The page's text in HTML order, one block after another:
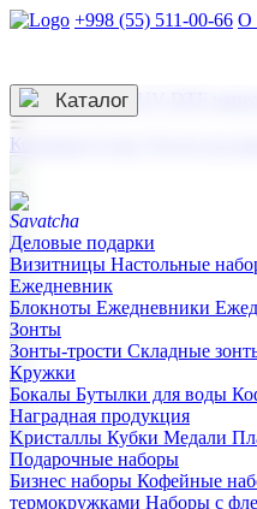
+998 (55) 511-00-66 О
3D гравировка
☰
Контакты
Каталог
Деловые подарки
Визитницы Настольные
Ежедневник
Блокноты Ежедневники
Зонты
Зонты-трости Складные
Кружки
Бокалы Бутылки для воды
Наградная продукция
Kристаллы Кубки Медали
Подарочные наборы
Бизнес наборы Кофейные
термокружками Наборы с